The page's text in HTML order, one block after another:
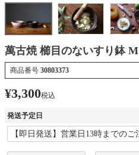
萬古焼 櫛目のないすり鉢 M
商品番号 30803373
¥3,300税込
発送予定日